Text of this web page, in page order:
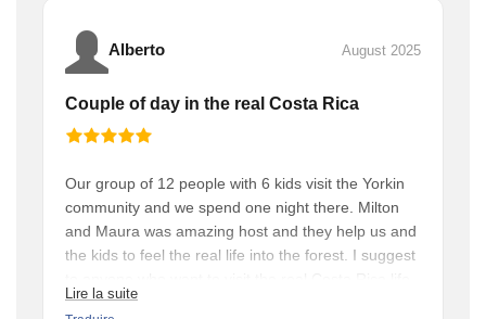
Alberto August 2025
Couple of day in the real Costa Rica
Our group of 12 people with 6 kids visit the Yorkin
community and we spend one night there. Milton
and Maura was amazing host and they help us and
the kids to feel the real life into the forest. I suggest
to stay with them a couple of days.
Lire la suite